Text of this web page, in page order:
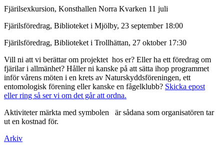
Fjärilsexkursion, Konsthallen Norra Kvarken 11 juli
Fjärilsföredrag, Biblioteket i Mjölby, 23 september 18:00
Fjärilsföredrag, Biblioteket i Trollhättan, 27 oktober 17:30
Vill ni att vi berättar om projektet hos er? Eller ha ett föredrag om
fjärilar i allmänhet? Håller ni kanske på att sätta ihop programmet
inför vårens möten i en krets av Naturskyddsföreningen, ett
entomologisk förening eller kanske en fågelklubb? Skicka epost
eller ring så ser vi om det går att ordna.
Aktiviteter märkta med symbolen
är sådana som organisatören tar
ut en kostnad för.
Arkiv